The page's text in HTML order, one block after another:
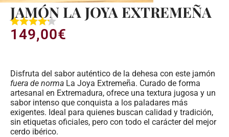
JAMÓN LA JOYA EXTREMEÑA
149,00€
Disfruta del sabor auténtico de la dehesa con este jamón
fuera de norma La Joya Extremeña. Curado de forma
artesanal en Extremadura, ofrece una textura jugosa y un
sabor intenso que conquista a los paladares más
exigentes. Ideal para quienes buscan calidad y tradición,
sin etiquetas oficiales, pero con todo el carácter del mejor
cerdo ibérico.